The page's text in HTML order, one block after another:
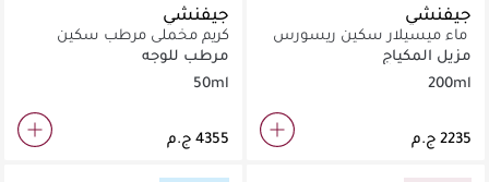
جيفنشي
ماء ميسيلار سكين ريسورس
200مل
مزيل المكياج
200ml
جيفنشي
كريم مخملي مرطب سكين
ريسورس 50مل
مرطب للوجه
50ml